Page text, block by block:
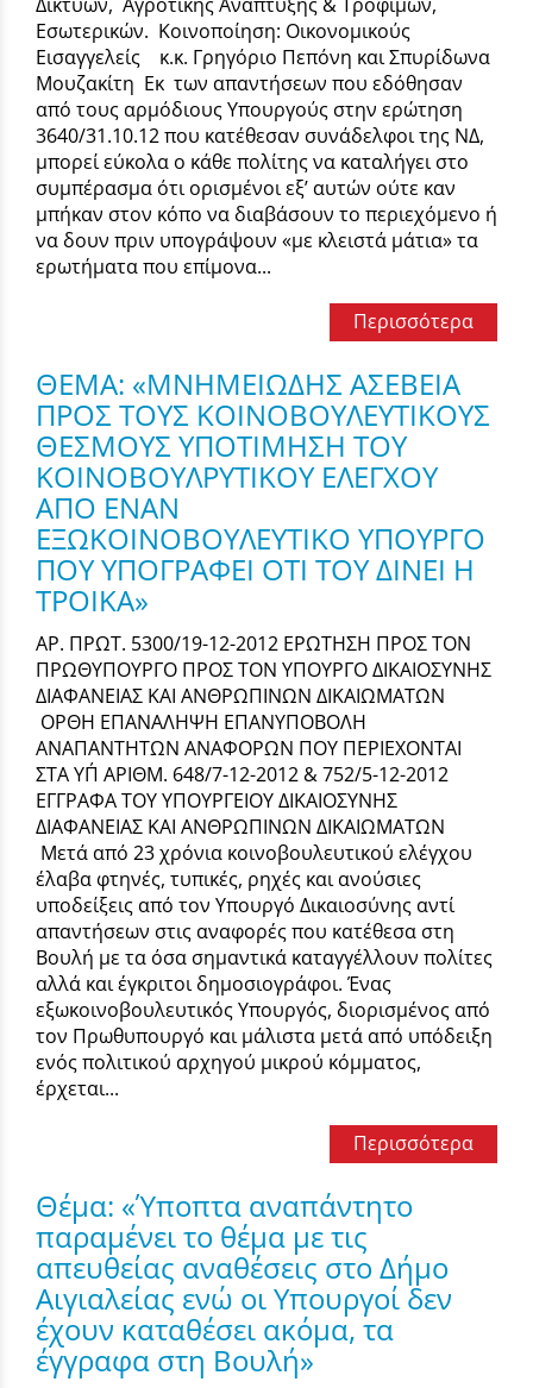
Εσωτερικών. Κοινοποίηση: Οικονομικούς
Εισαγγελείς κ.κ. Γρηγόριο Πεπόνη και Σπυρίδωνα
Μουζακίτη Εκ των απαντήσεων που εδόθησαν
από τους αρμόδιους Υπουργούς στην ερώτηση
3640/31.10.12 που κατέθεσαν συνάδελφοι της ΝΔ,
μπορεί εύκολα ο κάθε πολίτης να καταλήγει στο
συμπέρασμα ότι ορισμένοι εξ’ αυτών ούτε καν
μπήκαν στον κόπο να διαβάσουν το περιεχόμενο ή
να δουν πριν υπογράψουν «με κλειστά μάτια» τα
ερωτήματα που επίμονα...
Περισσότερα
ΘΕΜΑ: «ΜΝΗΜΕΙΩΔΗΣ ΑΣΕΒΕΙΑ
ΠΡΟΣ ΤΟΥΣ ΚΟΙΝΟΒΟΥΛΕΥΤΙΚΟΥΣ
ΘΕΣΜΟΥΣ ΥΠΟΤΙΜΗΣΗ ΤΟΥ
ΚΟΙΝΟΒΟΥΛΡΥΤΙΚΟΥ ΕΛΕΓΧΟΥ
ΑΠΟ ΕΝΑΝ
ΕΞΩΚΟΙΝΟΒΟΥΛΕΥΤΙΚΟ ΥΠΟΥΡΓΟ
ΠΟΥ ΥΠΟΓΡΑΦΕΙ ΟΤΙ ΤΟΥ ΔΙΝΕΙ Η
ΤΡΟΙΚΑ»
ΑΡ. ΠΡΩΤ. 5300/19-12-2012 ΕΡΩΤΗΣΗ ΠΡΟΣ ΤΟΝ
ΠΡΩΘΥΠΟΥΡΓΟ ΠΡΟΣ ΤΟΝ ΥΠΟΥΡΓΟ ΔΙΚΑΙΟΣΥΝΗΣ
ΔΙΑΦΑΝΕΙΑΣ ΚΑΙ ΑΝΘΡΩΠΙΝΩΝ ΔΙΚΑΙΩΜΑΤΩΝ
ΟΡΘΗ ΕΠΑΝΑΛΗΨΗ ΕΠΑΝΥΠΟΒΟΛΗ
ΑΝΑΠΑΝΤΗΤΩΝ ΑΝΑΦΟΡΩΝ ΠΟΥ ΠΕΡΙΕΧΟΝΤΑΙ
ΣΤΑ ΥΠ΄ ΑΡΙΘΜ. 648/7-12-2012 & 752/5-12-2012
ΕΓΓΡΑΦΑ ΤΟΥ ΥΠΟΥΡΓΕΙΟΥ ΔΙΚΑΙΟΣΥΝΗΣ
ΔΙΑΦΑΝΕΙΑΣ ΚΑΙ ΑΝΘΡΩΠΙΝΩΝ ΔΙΚΑΙΩΜΑΤΩΝ
Μετά από 23 χρόνια κοινοβουλευτικού ελέγχου
έλαβα φτηνές, τυπικές, ρηχές και ανούσιες
υποδείξεις από τον Υπουργό Δικαιοσύνης αντί
απαντήσεων στις αναφορές που κατέθεσα στη
Βουλή με τα όσα σημαντικά καταγγέλλουν πολίτες
αλλά και έγκριτοι δημοσιογράφοι. Ένας
εξωκοινοβουλευτικός Υπουργός, διορισμένος από
τον Πρωθυπουργό και μάλιστα μετά από υπόδειξη
ενός πολιτικού αρχηγού μικρού κόμματος,
έρχεται...
Περισσότερα
Θέμα: «Ύποπτα αναπάντητο
παραμένει το θέμα με τις
απευθείας αναθέσεις στο Δήμο
Αιγιαλείας ενώ οι Υπουργοί δεν
έχουν καταθέσει ακόμα, τα
έγγραφα στη Βουλή»